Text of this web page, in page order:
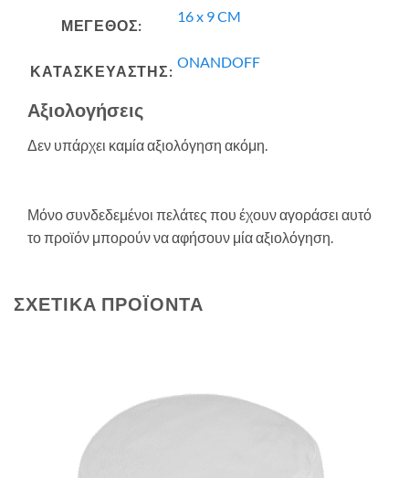
ΜΕΓΕΘΟΣ:
16 x 9 CM
ΚΑΤΑΣΚΕΥΑΣΤΗΣ:
ONANDOFF
Αξιολογήσεις
Δεν υπάρχει καμία αξιολόγηση ακόμη.
Μόνο συνδεδεμένοι πελάτες που έχουν αγοράσει αυτό
το προϊόν μπορούν να αφήσουν μία αξιολόγηση.
ΣΧΕΤΙΚΆ ΠΡΟΪΌΝΤΑ